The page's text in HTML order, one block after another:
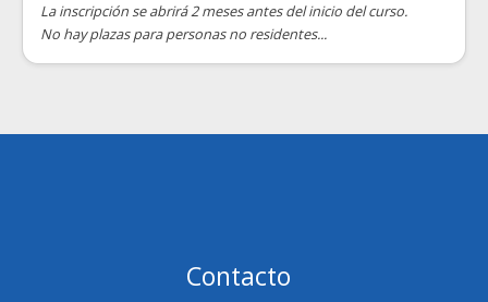
La inscripción se abrirá 2 meses antes del inicio del curso.
No hay plazas para personas no residentes...
Contacto